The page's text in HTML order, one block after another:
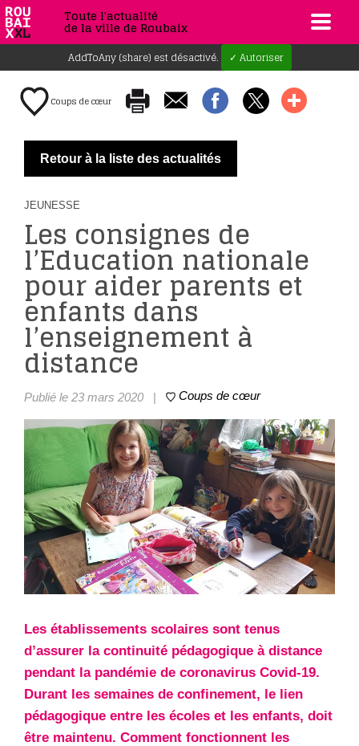
Toute l'actualité
de la ville de Roubaix
AddToAny (share) est désactivé. ✓ Autoriser
Coups de cœur
Retour à la liste des actualités
JEUNESSE
Les consignes de
l’Education nationale
pour aider parents et
enfants dans
l’enseignement à
distance
Publié le 23 mars 2020 | Coups de cœur
Les établissements scolaires sont tenus
d’assurer la continuité pédagogique à distance
pendant la pandémie de coronavirus Covid-19.
Durant les semaines de confinement, le lien
pédagogique entre les écoles et les enfants, doit
être maintenu. Comment fonctionnent les